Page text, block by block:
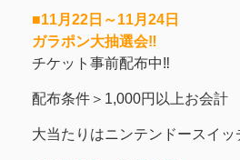
■11月22日～11月24日
ガラポン大抽選会‼
チケット事前配布中‼
配布条件＞1,000円以上お会計
大当たりはニンテンドースイッ